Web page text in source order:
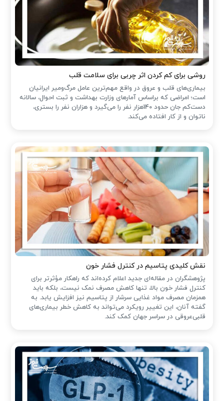
روشی برای کم کردن اثر چربی برای سلامت قلب
بیماری‌های قلب و عروق در واقع مهم‌ترین عامل مرگ‌ومیر ایرانیان
است؛ امراضی که براساس آمارهای وزارت بهداشت و ثبت احوال، سالانه
دست‌کم جان حدود 140هزار نفر را می‌گیرد و هزاران نفر را بستری،
ناتوان و از کار افتاده می‌کند.
نقش کلیدی پتاسیم در کنترل فشار خون
پژوهشگران در مقاله‌ای جدید اعلام کرده‌اند که راهکار مؤثرتر برای
کنترل فشار خون بالا، تنها کاهش مصرف نمک نیست، بلکه باید
همزمان مصرف مواد غذایی سرشار از پتاسیم نیز افزایش یابد. به
گفته آنان، این تغییر رویکرد می‌تواند به کاهش خطر بیماری‌های
قلبی‌عروقی در سراسر جهان کمک کند.